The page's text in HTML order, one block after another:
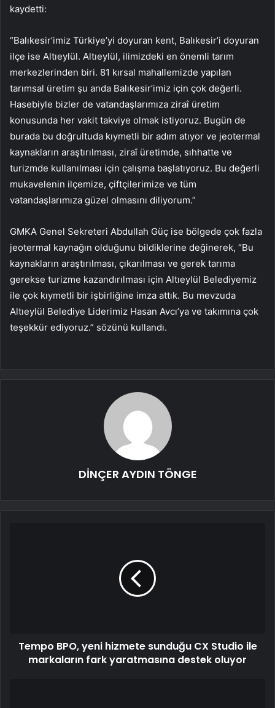
kaydetti:
“Balıkesir’imiz Türkiye’yi doyuran kent, Balıkesir’i doyuran
ilçe ise Altıeylül. Altıeylül, ilimizdeki en önemli tarım
merkezlerinden biri. 81 kırsal mahallemizde yapılan
tarımsal üretim şu anda Balıkesir’imiz için çok değerli.
Hasebiyle bizler de vatandaşlarımıza ziraî üretim
konusunda her vakit takviye olmak istiyoruz. Bugün de
burada bu doğrultuda kıymetli bir adım atıyor ve jeotermal
kaynakların araştırılması, ziraî üretimde, sıhhatte ve
turizmde kullanılması için çalışma başlatıyoruz. Bu değerli
mukavelenin ilçemize, çiftçilerimize ve tüm
vatandaşlarımıza güzel olmasını diliyorum.”
GMKA Genel Sekreteri Abdullah Güç ise bölgede çok fazla
jeotermal kaynağın olduğunu bildiklerine değinerek, “Bu
kaynakların araştırılması, çıkarılması ve gerek tarıma
gerekse turizme kazandırılması için Altıeylül Belediyemiz
ile çok kıymetli bir işbirliğine imza attık. Bu mevzuda
Altıeylül Belediye Liderimiz Hasan Avcı’ya ve takımına çok
teşekkür ediyoruz.” sözünü kullandı.
DİNÇER AYDIN TÖNGE
Tempo BPO, yeni hizmete sunduğu CX Studio ile
markaların fark yaratmasına destek oluyor